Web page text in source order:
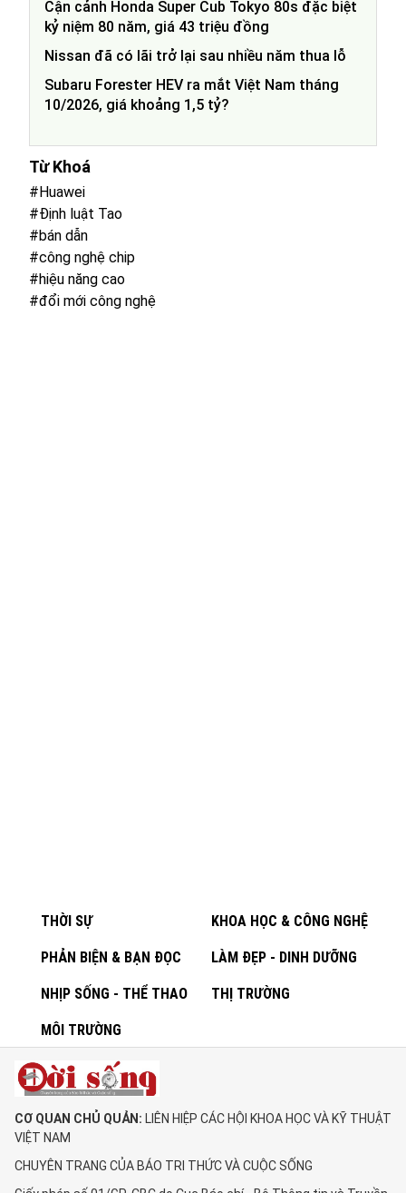
Cận cảnh Honda Super Cub Tokyo 80s đặc biệt
kỷ niệm 80 năm, giá 43 triệu đồng
Nissan đã có lãi trở lại sau nhiều năm thua lỗ
Subaru Forester HEV ra mắt Việt Nam tháng
10/2026, giá khoảng 1,5 tỷ?
Từ Khoá
#Huawei
#Định luật Tao
#bán dẫn
#công nghệ chip
#hiệu năng cao
#đổi mới công nghệ
THỜI SỰ KHOA HỌC & CÔNG NGHỆ
PHẢN BIỆN & BẠN ĐỌC LÀM ĐẸP - DINH DƯỠNG
NHỊP SỐNG - THỂ THAO THỊ TRƯỜNG
MÔI TRƯỜNG
CƠ QUAN CHỦ QUẢN: LIÊN HIỆP CÁC HỘI KHOA HỌC VÀ KỸ THUẬT
VIỆT NAM
CHUYÊN TRANG CỦA BÁO TRI THỨC VÀ CUỘC SỐNG